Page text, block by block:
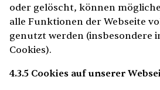
oder gelöscht, können
alle Funktionen der Webseite
genutzt werden (insbesondere
Cookies).
4.3.5 Cookies auf unserer